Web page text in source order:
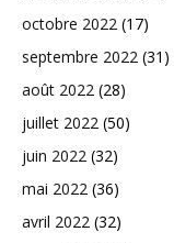
octobre 2022 (17)
septembre 2022 (31)
août 2022 (28)
juillet 2022 (50)
juin 2022 (32)
mai 2022 (36)
avril 2022 (32)